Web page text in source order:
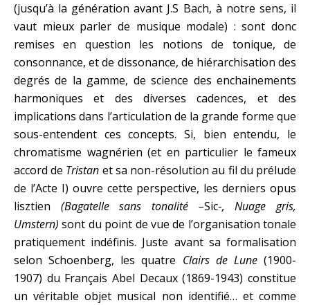
(jusqu’à la génération avant J.S Bach, à notre sens, il
vaut mieux parler de musique modale) : sont donc
remises en question les notions de tonique, de
consonnance, et de dissonance, de hiérarchisation des
degrés de la gamme, de science des enchainements
harmoniques et des diverses cadences, et des
implications dans l’articulation de la grande forme que
sous-entendent ces concepts. Si, bien entendu, le
chromatisme wagnérien (et en particulier le fameux
accord de Tristan et sa non-résolution au fil du prélude
de l’Acte I) ouvre cette perspective, les derniers opus
lisztien (Bagatelle sans tonalité –Sic-, Nuage gris,
Umstern) sont du point de vue de l’organisation tonale
pratiquement indéfinis. Juste avant sa formalisation
selon Schoenberg, les quatre Clairs de Lune(1900-
1907) du Français Abel Decaux (1869-1943) constitue
un véritable objet musical non identifié… et comme